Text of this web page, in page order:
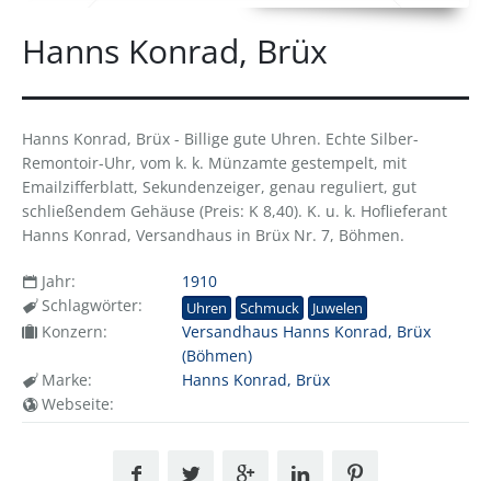
Hanns Konrad, Brüx
Hanns Konrad, Brüx - Billige gute Uhren. Echte Silber-
Remontoir-Uhr, vom k. k. Münzamte gestempelt, mit
Emailzifferblatt, Sekundenzeiger, genau reguliert, gut
schließendem Gehäuse (Preis: K 8,40). K. u. k. Hoflieferant
Hanns Konrad, Versandhaus in Brüx Nr. 7, Böhmen.
Jahr:
1910
Schlagwörter:
Uhren Schmuck Juwelen
Konzern:
Versandhaus Hanns Konrad, Brüx
(Böhmen)
Marke:
Hanns Konrad, Brüx
Webseite: